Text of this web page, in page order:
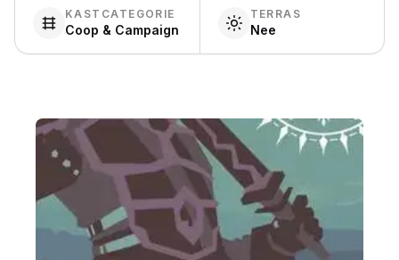
KASTCATEGORIE
Coop & Campaign
TERRAS
Nee